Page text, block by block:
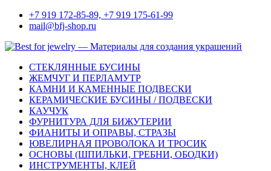
+7 919 172-85-89, +7 919 175-61-99
mail@bfj-shop.ru
СТЕКЛЯННЫЕ БУСИНЫ
ЖЕМЧУГ И ПЕРЛАМУТР
КАМНИ И КАМЕННЫЕ ПОДВЕСКИ
КЕРАМИЧЕСКИЕ БУСИНЫ / ПОДВЕСКИ
КАУЧУК
ФУРНИТУРА ДЛЯ БИЖУТЕРИИ
ФИАНИТЫ И ОПРАВЫ, СТРАЗЫ
ЮВЕЛИРНАЯ ПРОВОЛОКА И ТРОСИК
ОСНОВЫ (ШПИЛЬКИ, ГРЕБНИ, ОБОДКИ)
ИНСТРУМЕНТЫ, КЛЕЙ